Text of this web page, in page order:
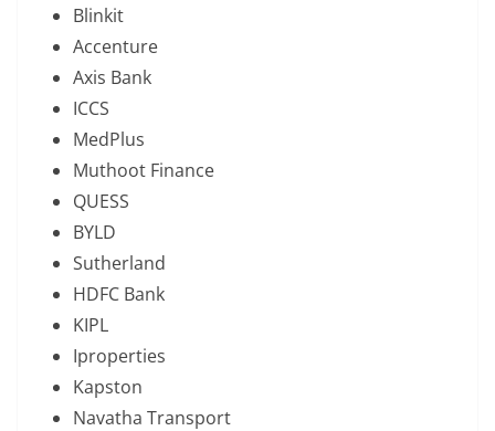
Blinkit
Accenture
Axis Bank
ICCS
MedPlus
Muthoot Finance
QUESS
BYLD
Sutherland
HDFC Bank
KIPL
Iproperties
Kapston
Navatha Transport